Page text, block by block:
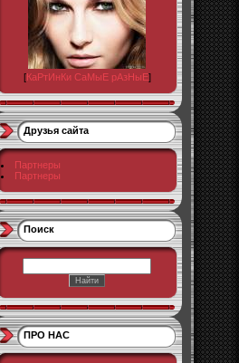
[КаРтИнКи СаМыЕ рАзНыЕ]
Друзья сайта
Партнеры
Партнеры
Поиск
ПРО НАС